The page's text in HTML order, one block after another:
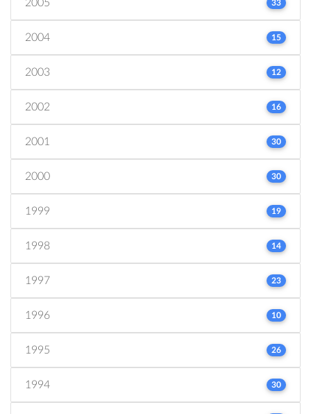
2005 33
2004 15
2003 12
2002 16
2001 30
2000 30
1999 19
1998 14
1997 23
1996 10
1995 26
1994 30